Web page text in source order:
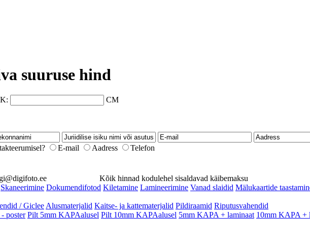
suuruse hind
K:
CM
E-mail Aadress Telefon
digi@digifoto.ee Kõik hinnad kodulehel sisaldavad käibemaksu
Skaneerimine Dokumendifotod Kiletamine Lamineerimine Vanad slaidid Mälukaartide
/ Giclee Alusmaterjalid Kaitse- ja kattematerjalid Pildiraamid Riputusvahendid
poster Pilt 5mm KAPAalusel Pilt 10mm KAPAalusel 5mm KAPA + laminaat 10mm KAPA +